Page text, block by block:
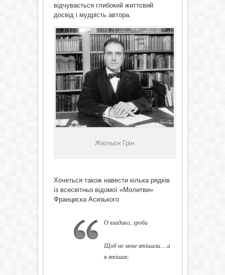
відчувається глибокий життєвий
досвід і мудрість автора.
Жюльєн Грін
Хочеться також навести кілька рядків
із всесвітньо відомої «Молитви»
Франциска Асизького
О владико, зроби
Щоб не мене втішали….а
я втішав;